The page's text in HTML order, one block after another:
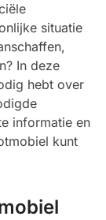
situatie
In deze
hebt over
informatie en
kunt